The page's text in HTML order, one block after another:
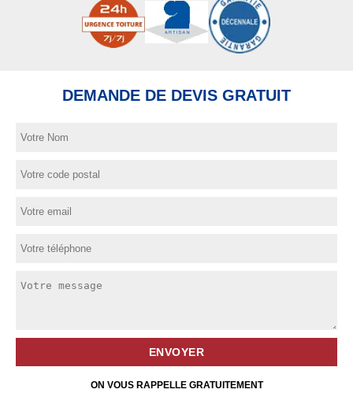
DEMANDE DE DEVIS GRATUIT
ON VOUS RAPPELLE GRATUITEMENT